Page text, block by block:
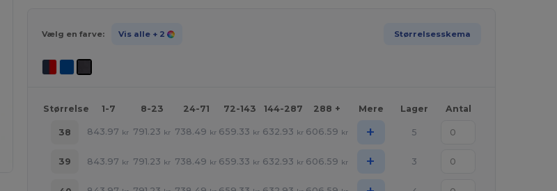
Vælg en farve: Vis alle + 2 Størrelsesskema
Størrelse 1-7 8-23 24-71 72-143 144-287 288 + Mere Lager Antal
38 843.97 kr 791.23 kr 738.49 kr 659.33 kr 632.93 kr 606.59 kr + 5
39 843.97 kr 791.23 kr 738.49 kr 659.33 kr 632.93 kr 606.59 kr + 3